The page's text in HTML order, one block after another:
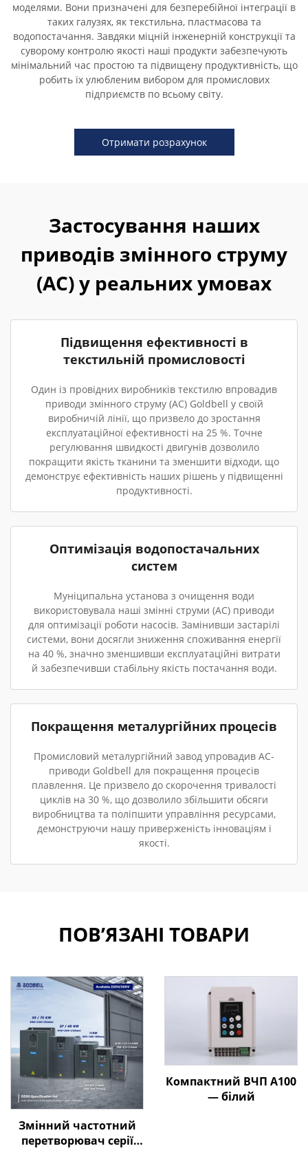
моделями. Вони призначені для безперебійної інтеграції в
таких галузях, як текстильна, пластмасова та
водопостачання. Завдяки міцній інженерній конструкції та
суворому контролю якості наші продукти забезпечують
мінімальний час простою та підвищену продуктивність, що
робить їх улюбленим вибором для промислових
підприємств по всьому світу.
Отримати розрахунок
Застосування наших
приводів змінного струму
(AC) у реальних умовах
Підвищення ефективності в
текстильній промисловості
Один із провідних виробників текстилю впровадив
приводи змінного струму (AC) Goldbell у своїй
виробничій лінії, що призвело до зростання
експлуатаційної ефективності на 25 %. Точне
регулювання швидкості двигунів дозволило
покращити якість тканини та зменшити відходи, що
демонструє ефективність наших рішень у підвищенні
продуктивності.
Оптимізація водопостачальних
систем
Муніципальна установа з очищення води
використовувала наші змінні струми (AC) приводи
для оптимізації роботи насосів. Замінивши застарілі
системи, вони досягли зниження споживання енергії
на 40 %, значно зменшивши експлуатаційні витрати
й забезпечивши стабільну якість постачання води.
Покращення металургійних процесів
Промисловий металургійний завод упровадив AC-
приводи Goldbell для покращення процесів
плавлення. Це призвело до скорочення тривалості
циклів на 30 %, що дозволило збільшити обсяги
виробництва та поліпшити управління ресурсами,
демонструючи нашу приверженість інноваціям і
якості.
ПОВ’ЯЗАНІ ТОВАРИ
Змінний частотний
перетворювач серії
Компактний ВЧП A100
— білий